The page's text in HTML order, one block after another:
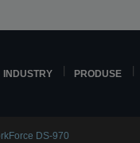
INDUSTRY PRODUSE
DS-970